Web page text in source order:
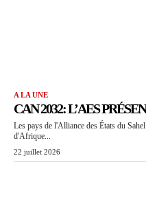
A LA UNE
CAN 2032: L’AES
Les pays de l'Alliance des États du
d'Afrique...
22 juillet 2026